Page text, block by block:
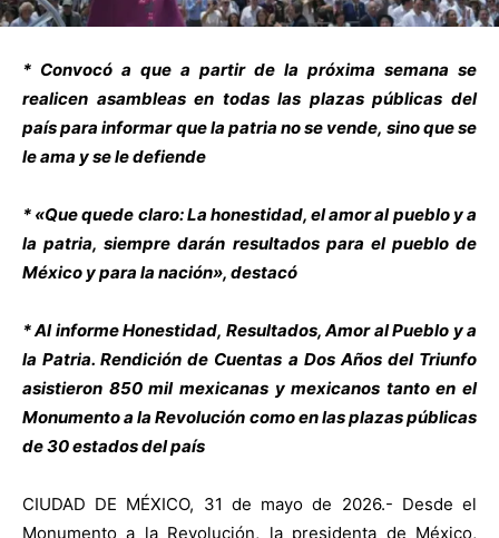
* Convocó a que a partir de la próxima semana se
realicen asambleas en todas las plazas públicas del
país para informar que la patria no se vende, sino que se
le ama y se le defiende
* «Que quede claro: La honestidad, el amor al pueblo y a
la patria, siempre darán resultados para el pueblo de
México y para la nación», destacó
* Al informe Honestidad, Resultados, Amor al Pueblo y a
la Patria. Rendición de Cuentas a Dos Años del Triunfo
asistieron 850 mil mexicanas y mexicanos tanto en el
Monumento a la Revolución como en las plazas públicas
de 30 estados del país
CIUDAD DE MÉXICO, 31 de mayo de 2026.- Desde el
Monumento a la Revolución, la presidenta de México,